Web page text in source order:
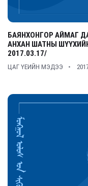
БАЯНХОНГОР АЙМАГ
АНХАН ШАТНЫ
2017.03.17/
ЦАГ ҮЕИЙН МЭДЭЭ